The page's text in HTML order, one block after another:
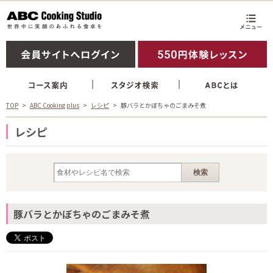
TOP ABC Cooking plus レシピ 豚バラとかぼちゃのごまみそ煮
レシピ
豚バラとかぼちゃのごまみそ煮